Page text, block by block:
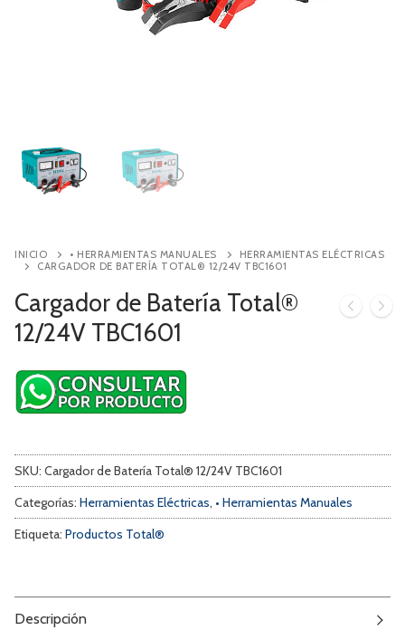
Contacto
INICIO • HERRAMIENTAS MANUALES
HERRAMIENTAS ELÉCTRICAS
CARGADOR DE BATERÍA TOTAL® 12/24V TBC1601
Cargador de Batería Total®
12/24V TBC1601
SKU: Cargador de Batería Total® 12/24V TBC1601
Categorías: Herramientas Eléctricas, • Herramientas Manuales
Etiqueta: Productos Total®
Descripción